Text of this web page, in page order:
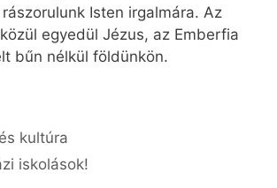
Isten irgalmára. Az
egyedül Jézus, az Emberfia
bűn nélkül földünkön.
kultúra
iskolások!